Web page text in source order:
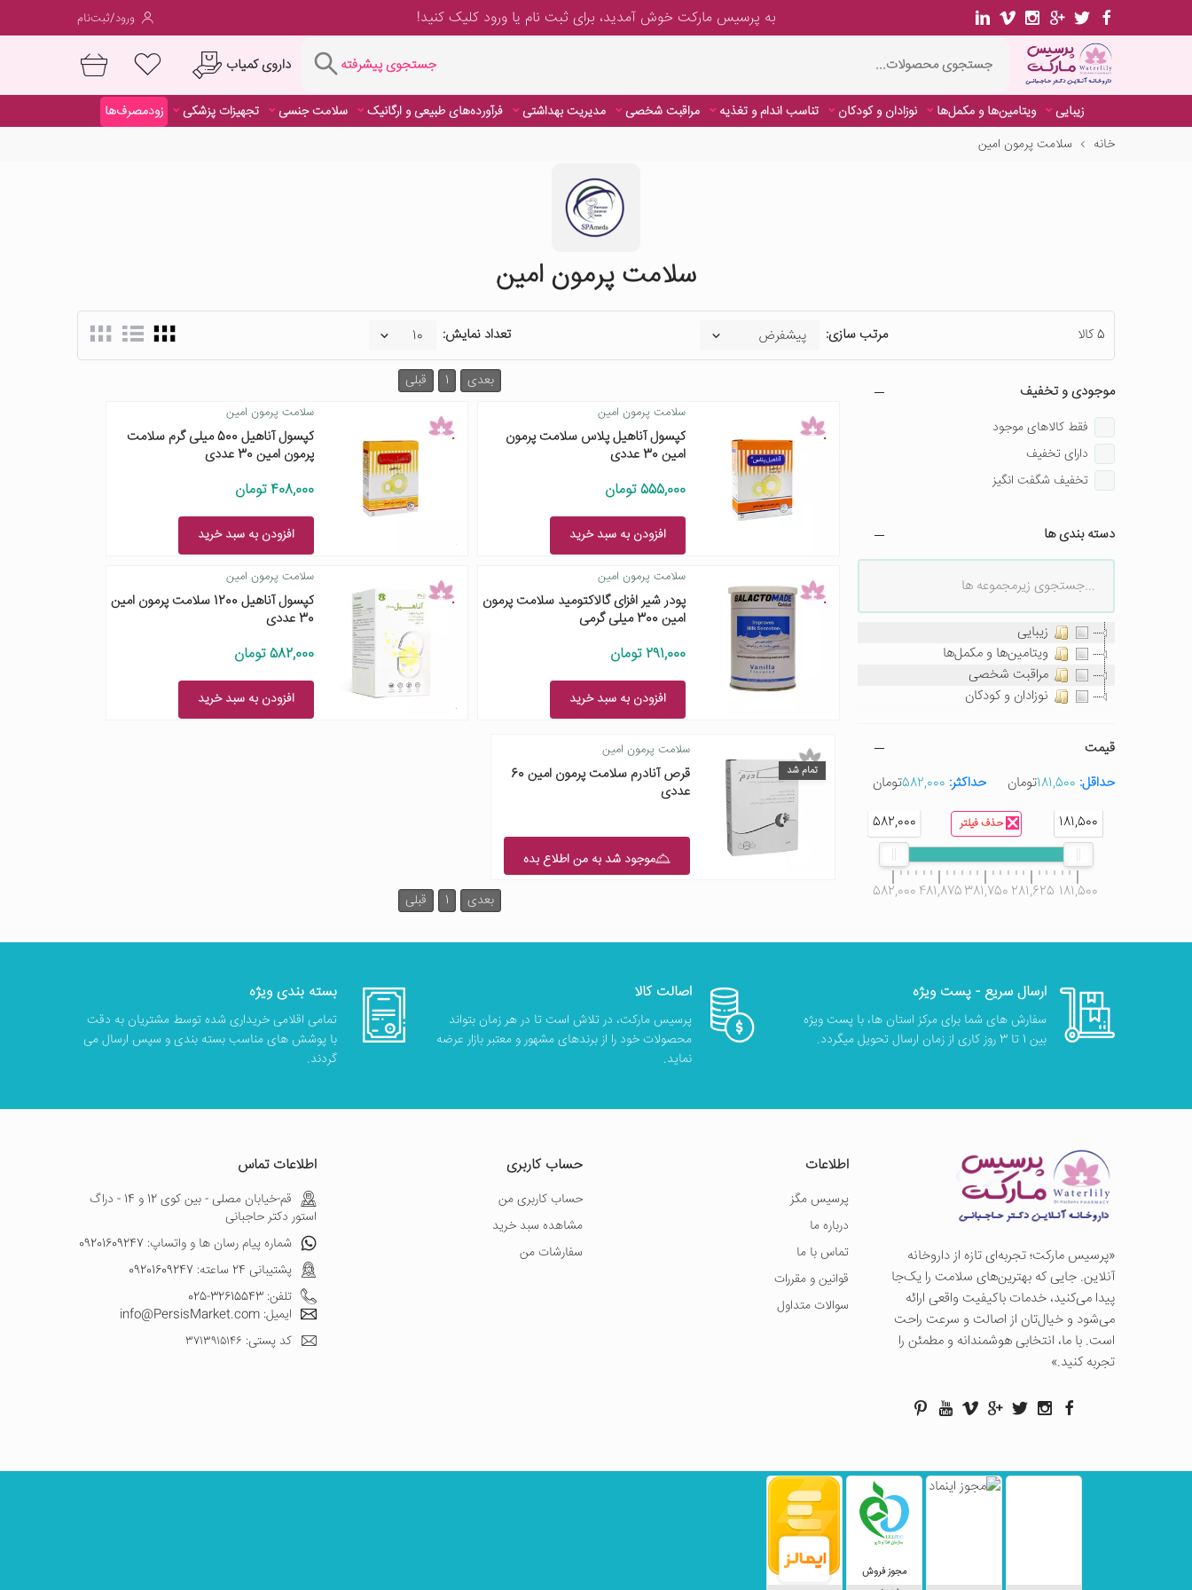
داروی کمیاب
به پرسیس مارکت خوش آمدید، برایثبت نام یا ورودکلیک کنید! ورود/ثبت‌نام
جستجوی پیشرفته داروی کمیاب
زیبایی ویتامین‌ها و مکمل‌ها نوزادان و کودکان تناسب اندام و تغذیه مراقبت شخصی مدیریت بهداشتی فرآورده‌های طبیعی و ارگانیک سلامت جنسی تجهیزات پزشکی
زودمصرف‌ها
خانه
سلامت پرمون امین
سلامت پرمون امین
5 کالا مرتب سازی: تعداد نمایش:
موجودی و تخفیف
فقط کالاهای موجود
دارای تخفیف
تخفیف شگفت انگیز
دسته بندی ها
زیبایی
ویتامین‌ها و مکمل‌ها
مراقبت شخصی
نوزادان و کودکان
قیمت
حداقل: 181,500تومان حداکثر: 582,000تومان
حذف فیلتر 181,500
582,000
181,500
281,625
381,750
481,875
582,000
قبلی 1 بعدی
سلامت پرمون امین
کپسول آناهیل پلاس سلامت پرمون
امین 30 عددی
555,000 تومان
افزودن به سبد خرید
سلامت پرمون امین
کپسول آناهیل 500 میلی گرم سلامت
پرمون امین 30 عددی
408,000 تومان
افزودن به سبد خرید
سلامت پرمون امین
پودر شیر افزای گالاکتومید سلامت پرمون
امین 300 میلی گرمی
291,000 تومان
افزودن به سبد خرید
سلامت پرمون امین
کپسول آناهیل 1200 سلامت پرمون امین
30 عددی
582,000 تومان
افزودن به سبد خرید
تمام شد
سلامت پرمون امین
قرص آنادرم سلامت پرمون امین 60
عددی
موجود شد به من اطلاع بده
قبلی 1 بعدی
ارسال سریع - پست ویژه
سفارش های شما برای مرکز استان ها، با پست ویژه
بین 1 تا 3 روز کاری از زمان ارسال تحویل میگردد.
اصالت کالا
پرسیس مارکت، در تلاش است تا در هر زمان بتواند
محصولات خود را از برندهای مشهور و معتبر بازار عرضه
نماید.
بسته بندی ویژه
تمامی اقلامی خریداری شده توسط مشتریان به دقت
با پوشش های مناسب بسته بندی و سپس ارسال می
گردند.
«پرسيس ماركت؛ تجربه‌ای تازه از داروخانه
آنلاین. جایی که بهترین‌های سلامت را یک‌جا
پیدا می‌کنید، خدمات باکیفیت واقعی ارائه
می‌شود و خیال‌تان از اصالت و سرعت راحت
است. با ما، انتخابی هوشمندانه و مطمئن را
تجربه کنید.»
اطلاعات
پرسیس مگز
درباره ما
تماس با ما
قوانین و مقررات
سوالات متداول
حساب کاربری
حساب کاربری من
مشاهده سبد خرید
سفارشات من
اطلاعات تماس
قم-خیابان مصلی - بین کوی 12 و 14 - دراگ
استور دکتر حاجبانی
شماره پیام رسان ها و واتساپ: 09201609247
پشتیبانی 24 ساعته: 09201609247
تلفن: 32615543-025
ایمیل: info@PersisMarket.com
کد پستی: ۳۷۱۳۹۱۵۱۴۶
مجوز فروش